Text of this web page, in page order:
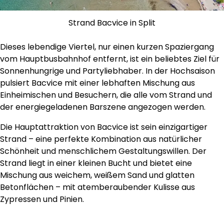
Strand Bacvice in Split
Dieses lebendige Viertel, nur einen kurzen Spaziergang
vom Hauptbusbahnhof entfernt, ist ein beliebtes Ziel für
Sonnenhungrige und Partyliebhaber. In der Hochsaison
pulsiert Bacvice mit einer lebhaften Mischung aus
Einheimischen und Besuchern, die alle vom Strand und
der energiegeladenen Barszene angezogen werden.
Die Hauptattraktion von Bacvice ist sein einzigartiger
Strand – eine perfekte Kombination aus natürlicher
Schönheit und menschlichem Gestaltungswillen. Der
Strand liegt in einer kleinen Bucht und bietet eine
Mischung aus weichem, weißem Sand und glatten
Betonflächen – mit atemberaubender Kulisse aus
Zypressen und Pinien.